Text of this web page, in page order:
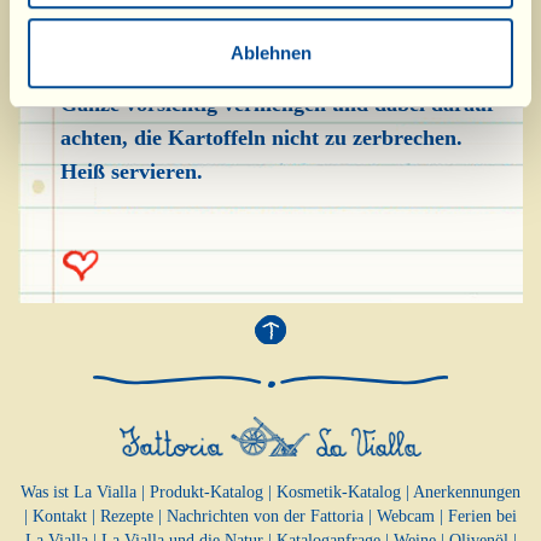
Ablehnen
Ganze vorsichtig vermengen und dabei darauf
achten, die Kartoffeln nicht zu zerbrechen.
Heiß servieren.
Was ist La Vialla Produkt-Katalog Kosmetik-Katalog
Anerkennungen
Kontakt Rezepte Nachrichten von der Fattoria Webcam
Ferien bei